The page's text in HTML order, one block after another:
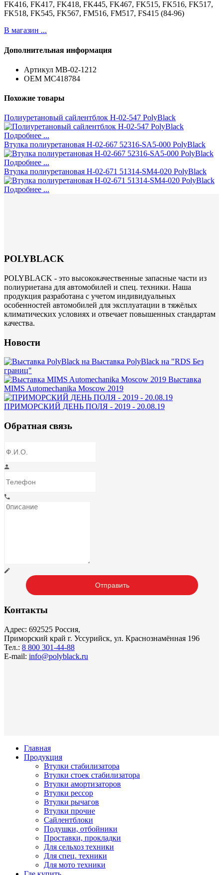
FK416, FK417, FK418, FK445, FK467, FK515, FK516, FK517,
FK518, FK545, FK567, FM516, FM517, FS415 (84-96)
В магазин ...
Дополнительная информация
Артикул MB-02-1212
ОЕМ MC418784
Похожие товары
Полиуретановый сайлентблок H-02-547 PolyBlack
Подробнее ...
Втулка полиуретановая H-02-667 52316-SA5-000 PolyBlack
Подробнее ...
Втулка полиуретановая H-02-671 51314-SM4-020 PolyBlack
Подробнее ...
POLYBLACK
POLYBLACK - это высококачественные запасные части из
полиуриетана для автомобилей и спец. техники. Наша
продукция разработана с учетом индивидуальных
особенностей автомобилей для эксплуатации в тяжёлых
климатических условиях и отвечает повышенных стандартам
качества.
Новости
Выставка PolyBlack на "RDS Без
границ"
Выставка
MIMS Automechanika Moscow 2019
ПРИМОРСКИЙ ДЕНЬ ПОЛЯ - 2019 - 20.08.19
Обратная связь
Контакты
Адрес: 692525 Россия,
Приморский край г. Уссурийск, ул. Краснознамённая 196
Тел.: 8 800 301-44-88
E-mail: info@polyblack.ru
Главная
Продукция
Втулки стабилизатора
Втулки стоек стабилизатора
Втулки амортизаторов
Втулки рессор
Втулки рычагов
Втулки прочие
Сайлентблоки
Подушки, отбойники
Проставки, прокладки
Для сельхоз техники
Для спец. техники
Для мото техники